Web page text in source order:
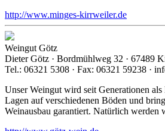
http://www.minges-kirrweiler.de
Weingut Götz
Dieter Götz · Bordmühlweg 32 · 67489
Tel.: 06321 5308 · Fax: 06321 59238 ·
Unser Weingut wird seit Generationen
Lagen auf verschiedenen Böden und
Weinausbau garantiert. Natürlich werden